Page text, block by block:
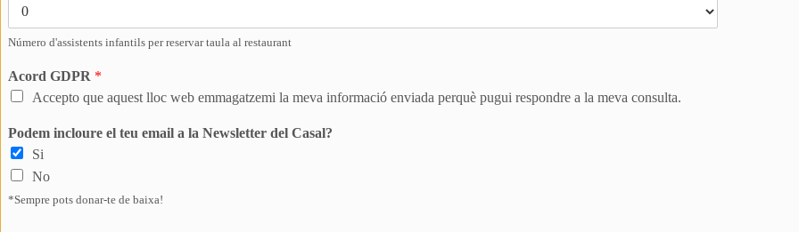
Número d'assistents infantils per reservar taula al restaurant
Acord GDPR *
Accepto que aquest lloc web emmagatzemi la meva informació enviada perquè pugui respondre a la meva consulta.
Podem incloure el teu email a la Newsletter del Casal?
Si
No
*Sempre pots donar-te de baixa!